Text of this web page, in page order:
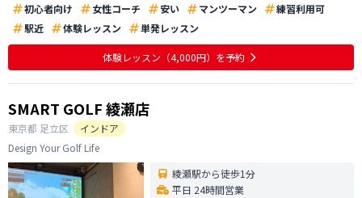
初心者向け
女性コーチ 安い マンツーマン
練習利用可
駅近
体験レッスン 単発レッスン
体験レッスン （4,000円） を予約
SMART GOLF 綾瀬店
東京都 足立区
インドア
Design Your Golf Life
綾瀬駅から徒歩1分
平日 24時間営業